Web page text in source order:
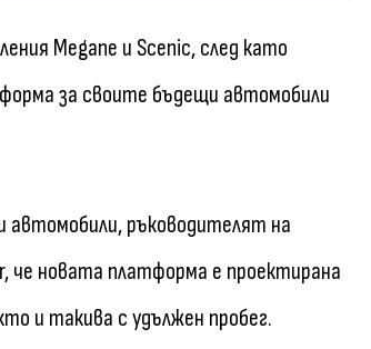
Megane и Scenic, след като
за своите бъдещи автомобили
автомобили, ръководителят на
че новата платформа е проектирана
и такива с удължен пробег.